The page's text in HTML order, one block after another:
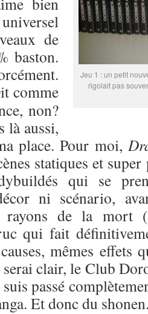
Jeu 1 : un petit
rigolait pas
de
baston.
comme
non?
là aussi,
place. Pour moi,
statiques et
qui se
ni scénario,
rayons de la mort
qui fait
mêmes effets
serai clair, le Club
passé
Et donc du